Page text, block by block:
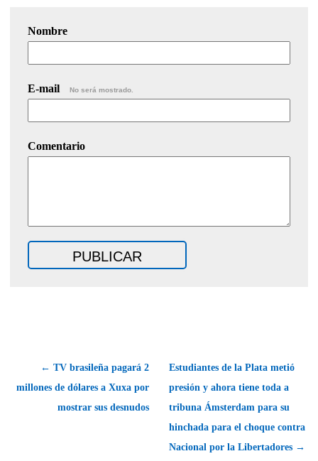
Nombre
E-mail No será mostrado.
Comentario
← TV brasileña pagará 2
millones de dólares a Xuxa por
mostrar sus desnudos
Estudiantes de la Plata metió
presión y ahora tiene toda a
tribuna Ámsterdam para su
hinchada para el choque contra
Nacional por la Libertadores →